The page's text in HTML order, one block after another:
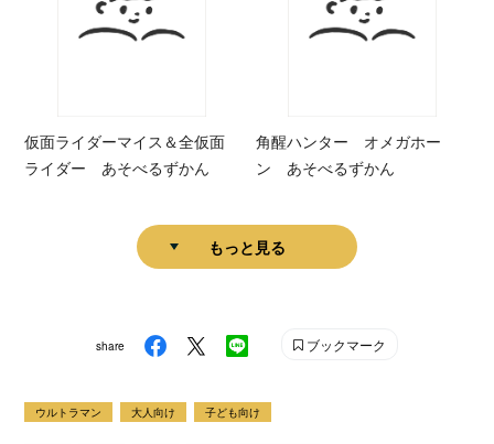
仮面ライダーマイス＆全仮面
ライダー あそべるずかん
角醒ハンター オメガホー
ン あそべるずかん
もっと見る
share ブックマーク
ウルトラマン 大人向け 子ども向け